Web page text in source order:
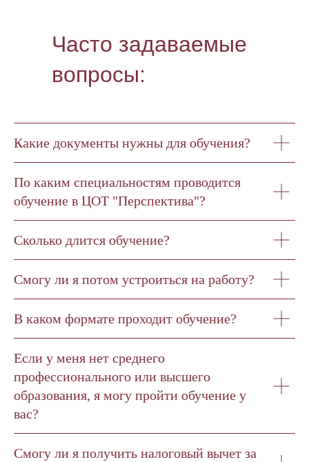
Часто задаваемые
вопросы:
Какие документы нужны для обучения?
По каким специальностям проводится
обучение в ЦОТ "Перспектива"?
Сколько длится обучение?
Смогу ли я потом устроиться на работу?
В каком формате проходит обучение?
Если у меня нет среднего
профессионального или высшего
образования, я могу пройти обучение у
вас?
Смогу ли я получить налоговый вычет за